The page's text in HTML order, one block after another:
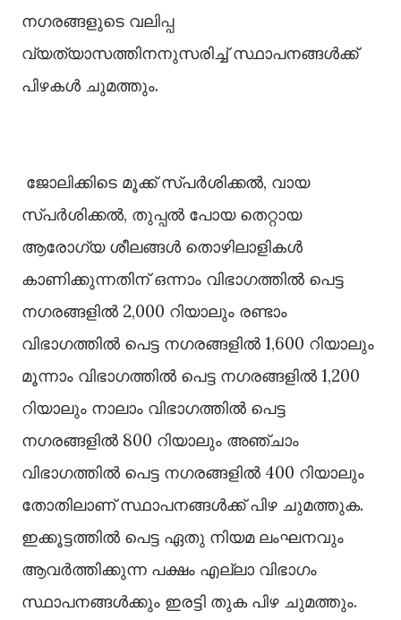
നഗരങ്ങളുടെ വലിപ്പ
വ്യത്യാസത്തിനനുസരിച്ച് സ്ഥാപനങ്ങൾക്ക്
പിഴകൾ ചുമത്തും.
ജോലിക്കിടെ മൂക്ക് സ്പർശിക്കൽ, വായ
സ്പർശിക്കൽ, തുപ്പൽ പോയ തെറ്റായ
ആരോഗ്യ ശീലങ്ങൾ തൊഴിലാളികൾ
കാണിക്കുന്നതിന് ഒന്നാം വിഭാഗത്തിൽ പെട്ട
നഗരങ്ങളിൽ 2,000 റിയാലും രണ്ടാം
വിഭാഗത്തിൽ പെട്ട നഗരങ്ങളിൽ 1,600 റിയാലും
മൂന്നാം വിഭാഗത്തിൽ പെട്ട നഗരങ്ങളിൽ 1,200
റിയാലും നാലാം വിഭാഗത്തിൽ പെട്ട
നഗരങ്ങളിൽ 800 റിയാലും അഞ്ചാം
വിഭാഗത്തിൽ പെട്ട നഗരങ്ങളിൽ 400 റിയാലും
തോതിലാണ് സ്ഥാപനങ്ങൾക്ക് പിഴ ചുമത്തുക.
ഇക്കൂട്ടത്തിൽ പെട്ട ഏതു നിയമ ലംഘനവും
ആവർത്തിക്കുന്ന പക്ഷം എല്ലാ വിഭാഗം
സ്ഥാപനങ്ങൾക്കും ഇരട്ടി തുക പിഴ ചുമത്തും.